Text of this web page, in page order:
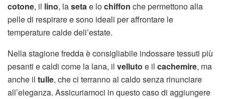
cotone, il lino, lasetae lochiffon che permettono alla
pelle di respirare e sono ideali per affrontare le
temperature calde dell’estate.
Nella stagione fredda è consigliabile indossare tessuti più
pesanti e caldi come la lana, il velluto e il cachemire, ma
anche il tulle, che ci terranno al caldo senza rinunciare
all’eleganza. Assicuriamoci in questo caso di aggiungere